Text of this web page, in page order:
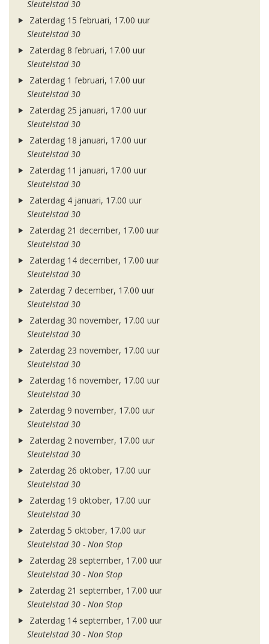
Sleutelstad 30
Zaterdag 15 februari, 17.00 uur
Sleutelstad 30
Zaterdag 8 februari, 17.00 uur
Sleutelstad 30
Zaterdag 1 februari, 17.00 uur
Sleutelstad 30
Zaterdag 25 januari, 17.00 uur
Sleutelstad 30
Zaterdag 18 januari, 17.00 uur
Sleutelstad 30
Zaterdag 11 januari, 17.00 uur
Sleutelstad 30
Zaterdag 4 januari, 17.00 uur
Sleutelstad 30
Zaterdag 21 december, 17.00 uur
Sleutelstad 30
Zaterdag 14 december, 17.00 uur
Sleutelstad 30
Zaterdag 7 december, 17.00 uur
Sleutelstad 30
Zaterdag 30 november, 17.00 uur
Sleutelstad 30
Zaterdag 23 november, 17.00 uur
Sleutelstad 30
Zaterdag 16 november, 17.00 uur
Sleutelstad 30
Zaterdag 9 november, 17.00 uur
Sleutelstad 30
Zaterdag 2 november, 17.00 uur
Sleutelstad 30
Zaterdag 26 oktober, 17.00 uur
Sleutelstad 30
Zaterdag 19 oktober, 17.00 uur
Sleutelstad 30
Zaterdag 5 oktober, 17.00 uur
Sleutelstad 30 - Non Stop
Zaterdag 28 september, 17.00 uur
Sleutelstad 30 - Non Stop
Zaterdag 21 september, 17.00 uur
Sleutelstad 30 - Non Stop
Zaterdag 14 september, 17.00 uur
Sleutelstad 30 - Non Stop